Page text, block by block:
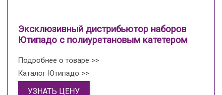
Эксклюзивный дистрибьютор наборов
Ютипадо с полиуретановым катетером
Подробнее о товаре >>
Каталог Ютипадо >>
УЗНАТЬ ЦЕНУ